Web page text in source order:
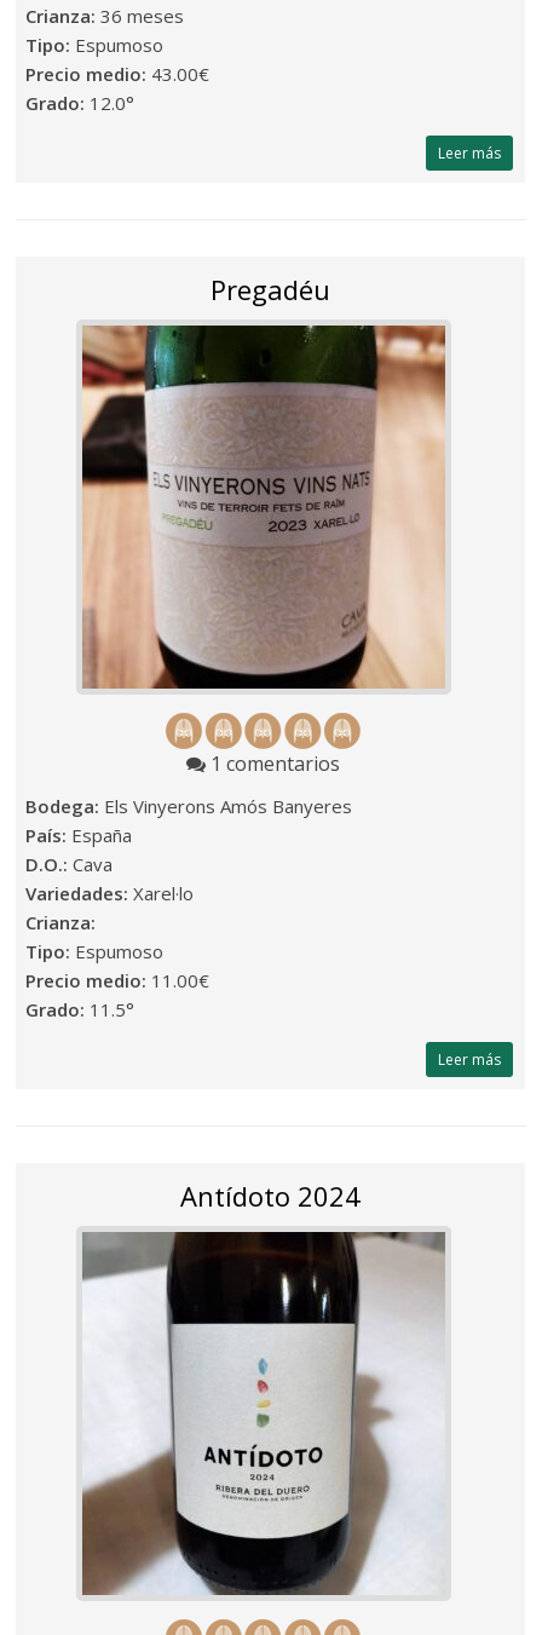
Crianza:36 meses
Tipo: Espumoso
Precio medio: 43.00€
Grado: 12.0°
Leer más
Pregadéu
1 comentarios
Bodega: Els Vinyerons Amós Banyeres
País: España
D.O.:Cava
Variedades:Xarel·lo
Crianza:
Tipo: Espumoso
Precio medio: 11.00€
Grado: 11.5°
Leer más
Antídoto 2024